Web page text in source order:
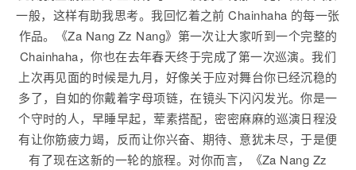
一般，这样有助我思考。我回忆着之前 Chainhaha 的每一张
作品。《Za Nang Zz Nang》第一次让大家听到一个完整的
Chainhaha，你也在去年春天终于完成了第一次巡演。我们
上次再见面的时候是九月，好像关于应对舞台你已经沉稳的
多了，自如的你戴着字母项链，在镜头下闪闪发光。你是一
个守时的人，早睡早起，荤素搭配，密密麻麻的巡演日程没
有让你筋疲力竭，反而让你兴奋、期待、意犹未尽，于是便
有了现在这新的一轮的旅程。对你而言，《Za Nang Zz